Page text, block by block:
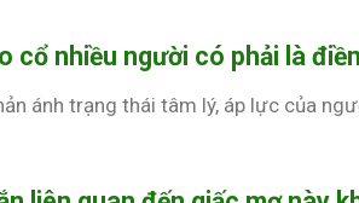
cổ nhiều người có phải là
ánh trạng thái tâm lý, áp lực của